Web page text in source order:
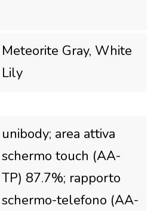
Meteorite Gray, White
Lily
unibody; area attiva
schermo touch (AA-
TP) 87.7%; rapporto
schermo-telefono (AA-